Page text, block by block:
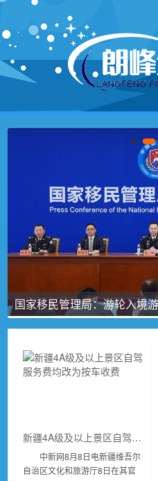
国家移民管理局：游轮入境
新疆4A级及以上景区自驾服务费均改为按车收费
中新网8月8日电新疆维吾尔
自治区文化和旅游厅8日在其官